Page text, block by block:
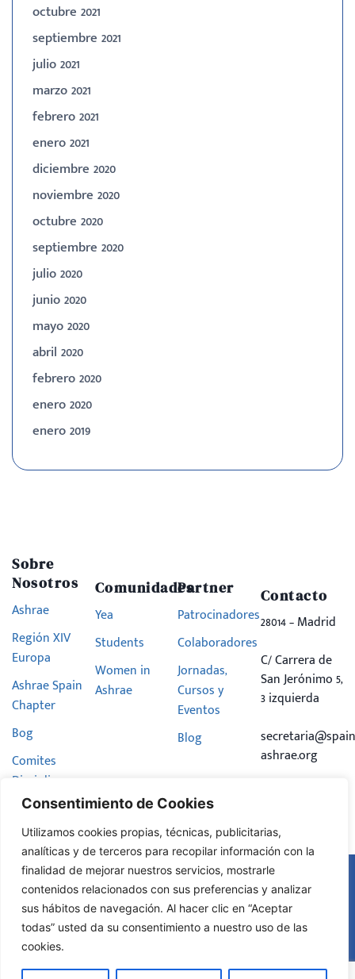
Consentimiento de Cookies
Utilizamos cookies propias, técnicas, publicitarias,
analíticas y de terceros para recopilar información con la
finalidad de mejorar nuestros servicios, mostrarle
contenidos relacionados con sus preferencias y analizar
sus hábitos de navegación. Al hacer clic en “Aceptar
todas” usted da su consentimiento a nuestro uso de las
cookies.
octubre 2021
septiembre 2021
julio 2021
marzo 2021
febrero 2021
enero 2021
diciembre 2020
noviembre 2020
octubre 2020
septiembre 2020
julio 2020
junio 2020
mayo 2020
abril 2020
febrero 2020
enero 2020
enero 2019
Sobre
Nosotros
Ashrae
Región XIV
Europa
Ashrae Spain
Chapter
Bog
Comites
Disciplinares
Hazte
Miembro
Comunidades
Yea
Students
Women in
Ashrae
Partner
Patrocinadores
Colaboradores
Jornadas,
Cursos y
Eventos
Blog
Contacto
28014 – Madrid
C/ Carrera de
San Jerónimo 5,
3 izquierda
ashrae.org
2025
© Todos
los
derechos
Aviso Legal
Política de
Privacidad
Política de
Diseño